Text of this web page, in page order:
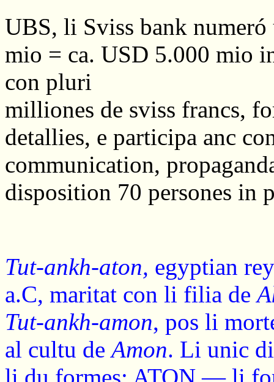
UBS, li Sviss bank
mio = ca. USD 5.000 mio
con pluri
milliones de sviss francs,
detallies, e participa anc
communication,
disposition 70 persones in
Tut-ankh-aton, egyptian
a.C, maritat con li filia de
Tut-ankh-amon, pos li
al cultu deAmon. Li unic